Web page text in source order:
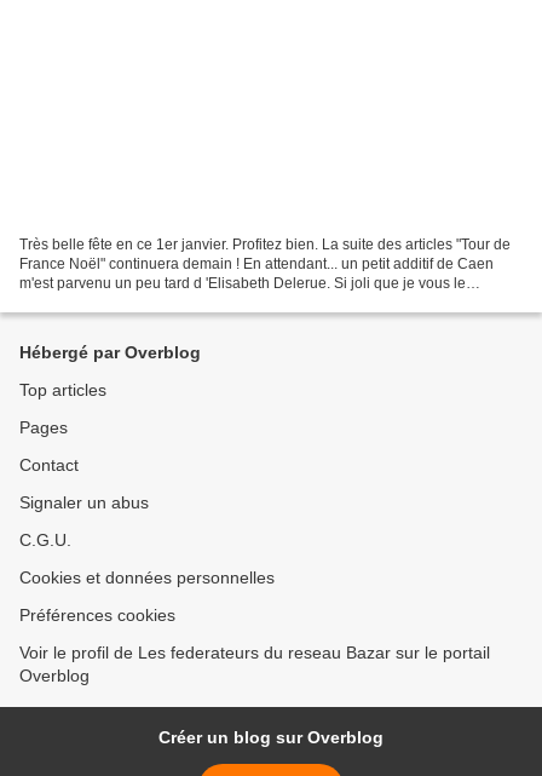
Très belle fête en ce 1er janvier. Profitez bien. La suite des articles "Tour de
France Noël" continuera demain ! En attendant... un petit additif de Caen
m'est parvenu un peu tard d 'Elisabeth Delerue. Si joli que je vous le
Hébergé par Overblog
Top articles
Pages
Contact
Signaler un abus
C.G.U.
Cookies et données personnelles
Préférences cookies
Voir le profil de Les federateurs du reseau Bazar sur le portail
Overblog
Créer un blog sur Overblog